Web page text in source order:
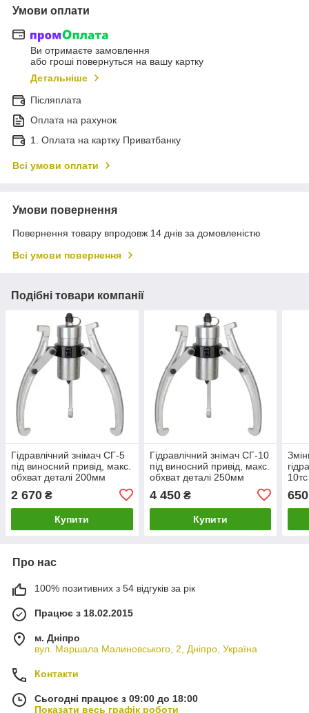
Умови оплати
Ви отримаєте замовлення
або гроші повернуться на вашу картку
Детальніше
Післяплата
Оплата на рахунок
1. Оплата на картку Приватбанку
Всі умови оплати
Умови повернення
Повернення товару впродовж 14 днів за домовленістю
Всі умови повернення
Подібні товари компанії
Гідравлічний знімач СГ-5
під виносний привід, макс.
обхват деталі 200мм
2 670 ₴
Купити
Гідравлічний знімач СГ-10
під виносний привід, макс.
обхват деталі 250мм
4 450₴
Купити
шт.
650
Про нас
100% позитивних з 54 відгуків за рік
Працює з 18.02.2015
м. Дніпро
вул. Маршала Малиновського, 2, Дніпро, Україна
Контакти
Сьогодні працює з 09:00 до 18:00
Показати весь графік роботи